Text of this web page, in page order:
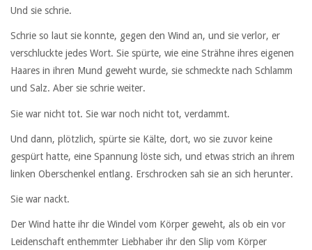
Und sie schrie.
Schrie so laut sie konnte, gegen den Wind an, und sie verlor, er
verschluckte jedes Wort. Sie spürte, wie eine Strähne ihres eigenen
Haares in ihren Mund geweht wurde, sie schmeckte nach Schlamm
und Salz. Aber sie schrie weiter.
Sie war nicht tot. Sie war noch nicht tot, verdammt.
Und dann, plötzlich, spürte sie Kälte, dort, wo sie zuvor keine
gespürt hatte, eine Spannung löste sich, und etwas strich an ihrem
linken Oberschenkel entlang. Erschrocken sah sie an sich herunter.
Sie war nackt.
Der Wind hatte ihr die Windel vom Körper geweht, als ob ein vor
Leidenschaft enthemmter Liebhaber ihr den Slip vom Körper